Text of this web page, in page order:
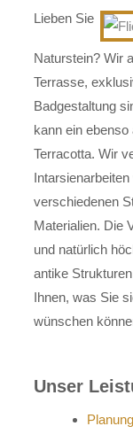
Lieben Sie
Naturstein? Wir
Terrasse,
Badgestaltung
kann ein
Terracotta. Wir
verschiedenen
Materialien. Die
und natürlich
antike
Ihnen, was Sie
wünschen
Unser